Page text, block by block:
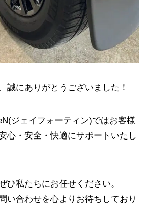
誠にありがとうございました！
ジェイフォーティン)ではお客様
心・安全・快適にサポートいたし
ひ私たちにお任せください。
い合わせを心よりお待ちしており